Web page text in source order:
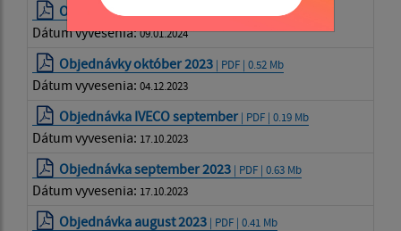
Objednávky november 2023 | PDF | 0.3 Mb
Dátum vyvesenia:09.01.2024
Objednávky október 2023 | PDF | 0.52 Mb
Dátum vyvesenia: 04.12.2023
Objednávka IVECO september | PDF | 0.19 Mb
Dátum vyvesenia: 17.10.2023
Objednávka september 2023 | PDF | 0.63 Mb
Dátum vyvesenia: 17.10.2023
Objednávka august 2023 | PDF | 0.41 Mb